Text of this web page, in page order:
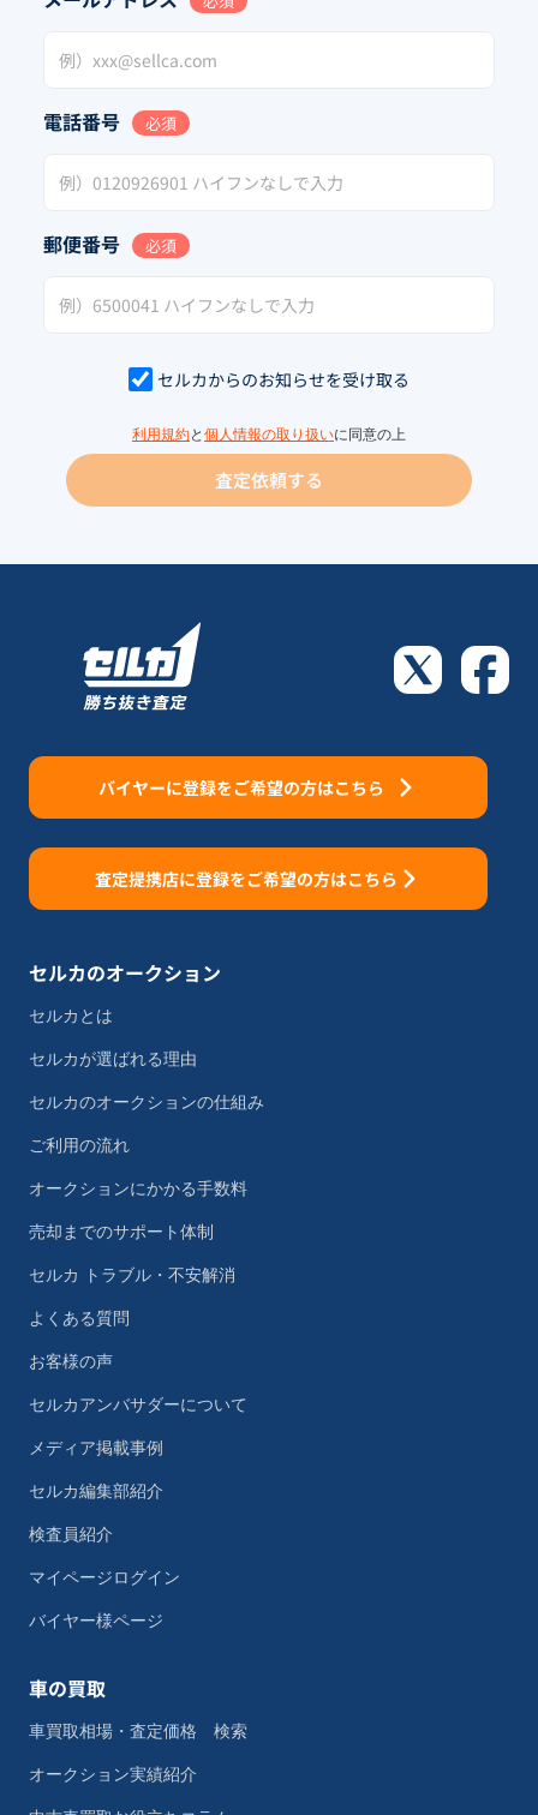
電話番号 必須
郵便番号 必須
セルカからのお知らせを受け取る
利用規約と 個人情報の取り扱いに同意の上
査定依頼する
バイヤーに登録をご希望の方はこちら
査定提携店に登録をご希望の方はこちら
セルカのオークション
セルカとは
セルカが選ばれる理由
セルカのオークションの仕組み
ご利用の流れ
オークションにかかる手数料
売却までのサポート体制
セルカ トラブル・不安解消
よくある質問
お客様の声
セルカアンバサダーについて
メディア掲載事例
セルカ編集部紹介
検査員紹介
マイページログイン
バイヤー様ページ
車の買取
車買取相場・査定価格 検索
オークション実績紹介